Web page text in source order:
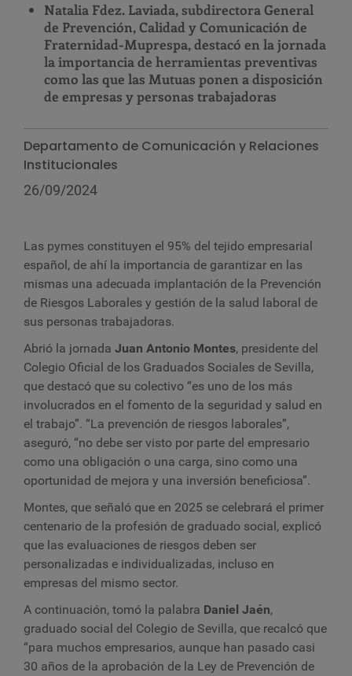
Natalia Fdez. Laviada, subdirectora General
de Prevención, Calidad y Comunicación de
Fraternidad-Muprespa, destacó en la jornada
la importancia de herramientas preventivas
como las que las Mutuas ponen a disposición
de empresas y personas trabajadoras
Departamento de Comunicación y Relaciones
Institucionales
26/09/2024
Las pymes constituyen el 95% del tejido empresarial
español, de ahí la importancia de garantizar en las
mismas una adecuada implantación de la Prevención
de Riesgos Laborales y gestión de la salud laboral de
sus personas trabajadoras.
Abrió la jornada Juan Antonio Montes, presidente del
Colegio Oficial de los Graduados Sociales de Sevilla,
que destacó que su colectivo “es uno de los más
involucrados en el fomento de la seguridad y salud en
el trabajo”. “La prevención de riesgos laborales”,
aseguró, “no debe ser visto por parte del empresario
como una obligación o una carga, sino como una
oportunidad de mejora y una inversión beneficiosa”.
Montes, que señaló que en 2025 se celebrará el primer
centenario de la profesión de graduado social, explicó
que las evaluaciones de riesgos deben ser
personalizadas e individualizadas, incluso en
empresas del mismo sector.
A continuación, tomó la palabra Daniel Jaén,
graduado social del Colegio de Sevilla, que recalcó que
“para muchos empresarios, aunque han pasado casi
30 años de la aprobación de la Ley de Prevención de